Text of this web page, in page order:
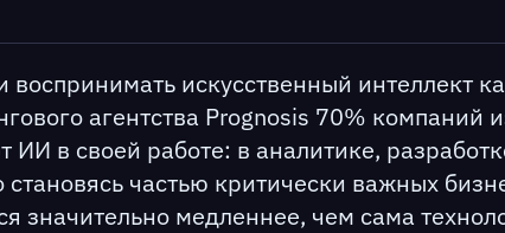
искусственный интеллект
агентства Prognosis 70% компаний
в своей работе: в аналитике,
становясь частью критически важных
значительно медленнее, чем сама